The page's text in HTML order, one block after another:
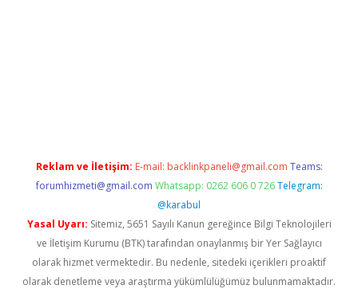
Reklam ve İletişim: E-mail: backlinkpaneli@gmail.com Teams:
forumhizmeti@gmail.com Whatsapp: 0262 606 0 726 Telegram:
@karabul
Yasal Uyarı: Sitemiz, 5651 Sayılı Kanun gereğince Bilgi Teknolojileri
ve İletişim Kurumu (BTK) tarafından onaylanmış bir Yer Sağlayıcı
olarak hizmet vermektedir. Bu nedenle, sitedeki içerikleri proaktif
olarak denetleme veya araştırma yükümlülüğümüz bulunmamaktadır.